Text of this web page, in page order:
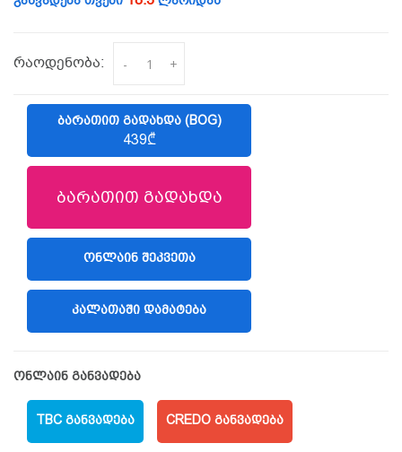
რაოდენობა: - +
ᲑᲐᲠᲐᲗᲘᲗ ᲒᲐᲓᲐᲮᲓᲐ (BOG)
439₾
ბარათით გადახდა
(LIBERTY)
ᲝᲜᲚᲐᲘᲜ ᲨᲔᲙᲕᲔᲗᲐ
ᲙᲐᲚᲐᲗᲐᲨᲘ ᲓᲐᲛᲐᲢᲔᲑᲐ
ონლაინ განვადება
TBC ᲒᲐᲜᲕᲐᲓᲔᲑᲐ CREDO ᲒᲐᲜᲕᲐᲓᲔᲑᲐ